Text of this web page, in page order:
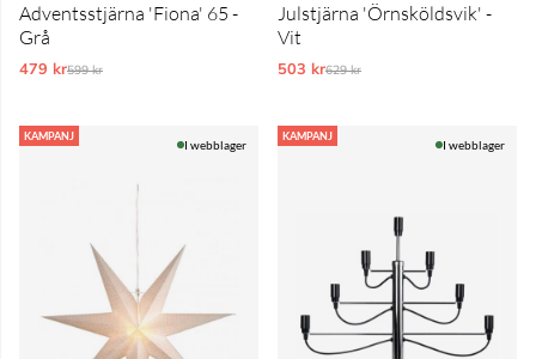
Adventsstjärna 'Fiona' 65 -
Grå
479 krOrdinarie pris:
599 kr
Julstjärna 'Örnsköldsvik' -
Vit
503 krOrdinarie pris:
629 kr
KAMPANJ
I webblager
KAMPANJ
I webblager